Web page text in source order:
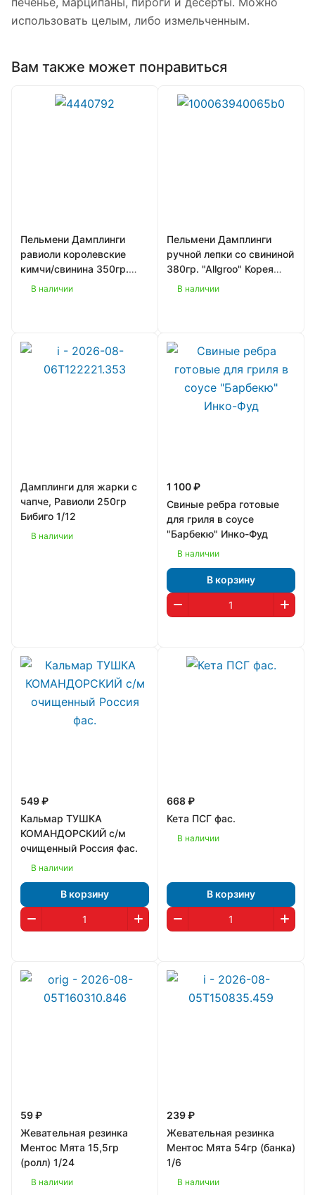
использовать целым, либо измельченным.
Вам также может понравиться
Пельмени Дамплинги
равиоли королевские
кимчи/свинина 350гр.
"Bibigo" Корея 1/8
В наличии
Пельмени Дамплинги
ручной лепки со свининой
380гр. "Allgroo" Корея
1/16В наличии
Дамплинги для жарки с
чапче, Равиоли 250гр
Бибиго 1/12
В наличии
1 100 ₽
Свиные ребра готовые
для гриля в соусе
"Барбекю" Инко-Фуд
В наличии
В корзину
549 ₽
Кальмар ТУШКА
КОМАНДОРСКИЙ с/м
очищенный Россия фас.
В наличии
В корзину
668 ₽
Кета ПСГ фас.
В наличии
В корзину
59 ₽
Жевательная резинка
Ментос Мята 15,5гр
(ролл) 1/24
В наличии
239 ₽
Жевательная резинка
Ментос Мята 54гр (банка)
1/6
В наличии